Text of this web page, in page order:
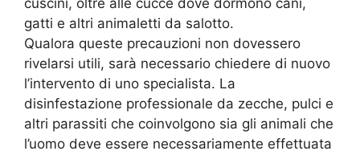
cuscini, oltre alle cucce dove dormono cani,
gatti e altri animaletti da salotto.
Qualora queste precauzioni non dovessero
rivelarsi utili, sarà necessario chiedere di nuovo
l’intervento di uno specialista. La
disinfestazione professionale da zecche, pulci e
altri parassiti che coinvolgono sia gli animali che
l’uomo deve essere necessariamente effettuata